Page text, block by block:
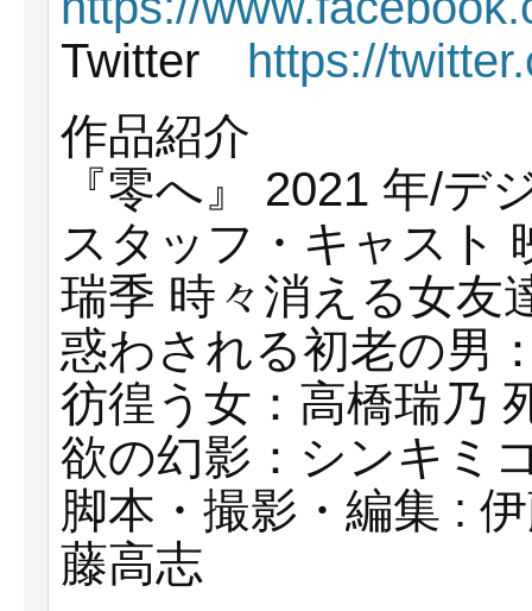
Twitter https://
作品紹介
『零へ』 2021 年/デ
スタッフ・キャスト
瑞季 時々消える⼥友
惑わされる初⽼の男
彷徨う⼥：⾼橋瑞乃
欲の幻影：シンキミ
脚本・撮影・編集 :
藤⾼志